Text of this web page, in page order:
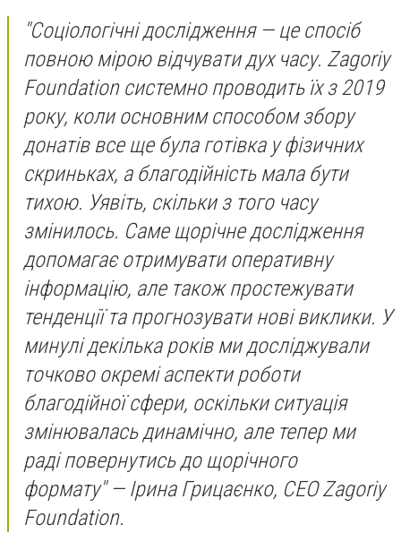
"Соціологічні дослідження — це спосіб
повною мірою відчувати дух часу. Zagoriy
Foundation системно проводить їх з 2019
року, коли основним способом збору
донатів все ще була готівка у фізичних
скриньках, а благодійність мала бути
тихою. Уявіть, скільки з того часу
змінилось. Саме щорічне дослідження
допомагає отримувати оперативну
інформацію, але також простежувати
тенденції та прогнозувати нові виклики. У
минулі декілька років ми досліджували
точково окремі аспекти роботи
благодійної сфери, оскільки ситуація
змінювалась динамічно, але тепер ми
раді повернутись до щорічного
формату"— Ірина Грицаєнко, СЕО Zagoriy
Foundation.